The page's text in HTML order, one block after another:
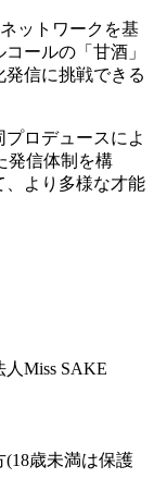
ットワークを基
ールの「甘酒」
信に挑戦できる
プロデュースによ
発信体制を構
、より多様な才能
人Miss SAKE
(18歳未満は保護